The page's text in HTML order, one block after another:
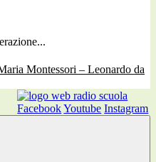
FacebookYoutube Instagram